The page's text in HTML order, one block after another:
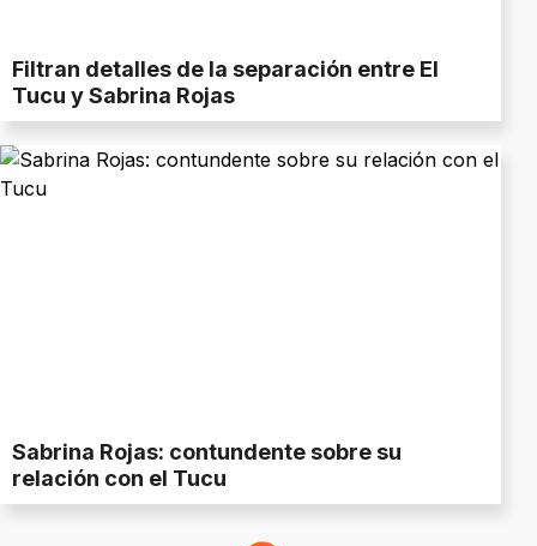
Filtran detalles de la separación entre El
Tucu y Sabrina Rojas
Sabrina Rojas: contundente sobre su
relación con el Tucu